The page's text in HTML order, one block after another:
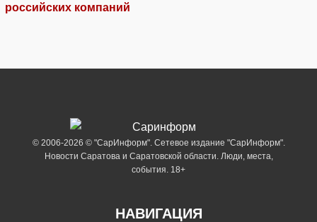
российских компаний
© 2006-2026 © "СарИнформ". Сетевое издание "СарИнформ".
Новости Саратова и Саратовской области. Люди, места,
события. 18+
НАВИГАЦИЯ